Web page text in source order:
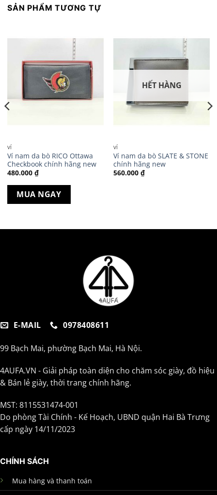
SẢN PHẨM TƯƠNG TỰ
VÍ
Ví nam da bò RICO Ottawa
Checkbook chính hãng new
480.000 ₫
MUA NGAY
HẾT HÀNG
VÍ
Ví nam da bò SLATE & STONE
chính hãng new
560.000 ₫
E-MAIL 0978408611
99 Bạch Mai, phường Bạch Mai, Hà Nội.
4AUFA.VN - Giải pháp toàn diện cho chăm sóc giày, đồ hiệu
& Bán lẻ giày, thời trang chính hãng.
MST: 8115531474-001
Do phòng Tài Chính - Kế Hoạch, UBND quận Hai Bà Trưng
cấp ngày 14/11/2023
CHÍNH SÁCH
Mua hàng và thanh toán